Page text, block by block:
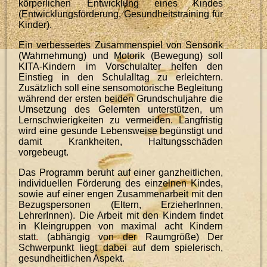
körperlichen Entwicklung eines Kindes
(Entwicklungsförderung, Gesundheitstraining für
Kinder).
Ein verbessertes Zusammenspiel von Sensorik
(Wahrnehmung) und Motorik (Bewegung) soll
KITA-Kindern im Vorschulalter helfen den
Einstieg in den Schulalltag zu erleichtern.
Zusätzlich soll eine sensomotorische Begleitung
während der ersten beiden Grundschuljahre die
Umsetzung des Gelernten unterstützen, um
Lernschwierigkeiten zu vermeiden. Langfristig
wird eine gesunde Lebensweise begünstigt und
damit Krankheiten, Haltungsschäden
vorgebeugt.
Das Programm beruht auf einer ganzheitlichen,
individuellen Förderung des einzelnen Kindes,
sowie auf einer engen Zusammenarbeit mit den
Bezugspersonen (Eltern, ErzieherInnen,
LehrerInnen). Die Arbeit mit den Kindern findet
in Kleingruppen von maximal acht Kindern
statt. (abhängig von der Raumgröße)
Der
Schwerpunkt liegt dabei auf dem spielerisch,
gesundheitlichen Aspekt.